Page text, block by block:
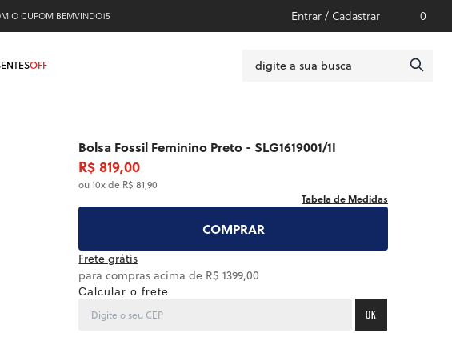
O CUPOM BEMVINDO15 Entrar / Cadastrar 0
OFF
Bolsa Fossil Feminino Preto - SLG1619001/1I
R$ 819,00
ou 10x de R$ 81,90
Tabela de Medidas
COMPRAR
Frete grátis
para compras acima de R$ 1399,00
Calcular o frete
OK